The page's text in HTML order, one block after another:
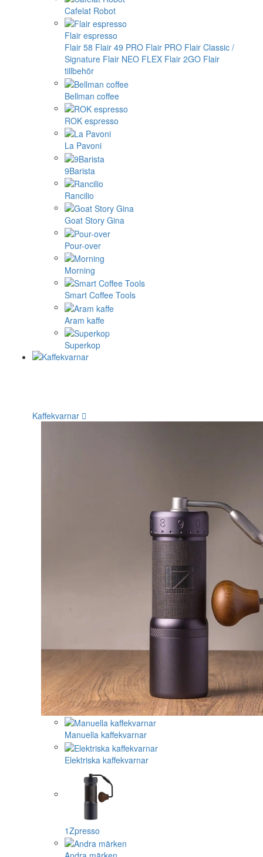
Cafelat Robot
Flair espresso
Flair 58 Flair 49 PRO Flair PRO Flair Classic /
Signature Flair NEO FLEX Flair 2GO Flair
tillbehör
Bellman coffee
ROK espresso
La Pavoni
9Barista
Rancilio
Goat Story Gina
Pour-over
Morning
Smart Coffee Tools
Aram kaffe
Superkop
Kaffekvarnar
Manuella kaffekvarnar
Elektriska kaffekvarnar
1Zpresso